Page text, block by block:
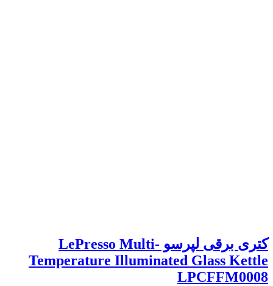
کتری برقی لپرسو LePresso Multi-
Temperature Illuminated Glass Kettle
LPCFFM0008